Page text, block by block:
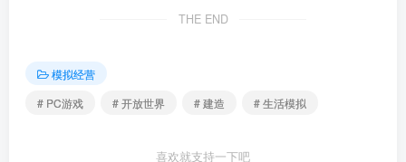
THE END
模拟经营
# PC游戏
# 开放世界 # 建造 # 生活模拟
喜欢就支持一下吧